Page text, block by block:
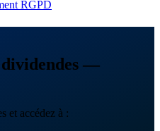
RGPD
dividendes —
et accédez à :